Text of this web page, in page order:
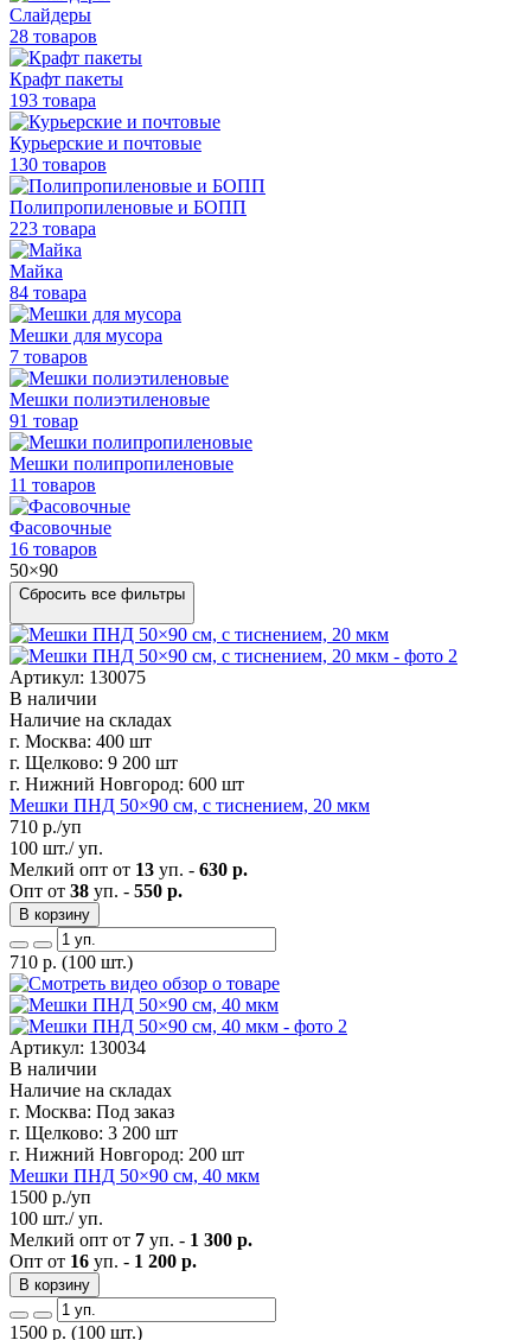
Слайдеры
28 товаров
Крафт пакеты
193 товара
Курьерские и почтовые
130 товаров
Полипропиленовые и БОПП
223 товара
Майка
84 товара
Мешки для мусора
7 товаров
Мешки полиэтиленовые
91 товар
Мешки полипропиленовые
11 товаров
Фасовочные
16 товаров
50×90
Сбросить все фильтры
Артикул: 130075
В наличии
Наличие на складах
г. Москва: 400 шт
г. Щелково: 9 200 шт
г. Нижний Новгород: 600 шт
Мешки ПНД 50×90 см, с тиснением, 20 мкм
710 р./уп
100 шт./ уп.
Мелкий опт от 13 уп. - 630 р.
Опт от 38 уп. - 550 р.
В корзину
710 р. (100 шт.)
Артикул: 130034
В наличии
Наличие на складах
г. Москва: Под заказ
г. Щелково: 3 200 шт
г. Нижний Новгород: 200 шт
Мешки ПНД 50×90 см, 40 мкм
1500 р./уп
100 шт./ уп.
Мелкий опт от 7 уп. - 1 300 р.
Опт от 16 уп. - 1 200 р.
В корзину
1500 р. (100 шт.)